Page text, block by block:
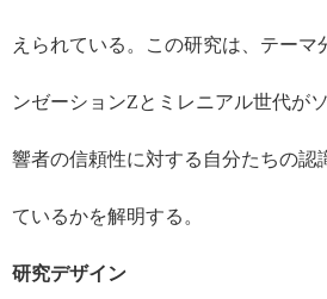
えられている。この研究は、テーマ
ンゼーションZとミレニアル世代が
響者の信頼性に対する自分たちの認
ているかを解明する。
研究デザイン